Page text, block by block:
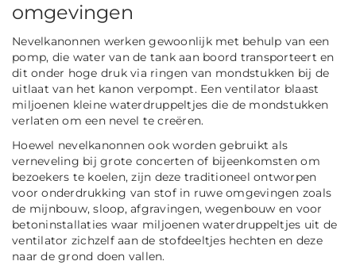
omgevingen
Nevelkanonnen werken gewoonlijk met behulp van een
pomp, die water van de tank aan boord transporteert en
dit onder hoge druk via ringen van mondstukken bij de
uitlaat van het kanon verpompt. Een ventilator blaast
miljoenen kleine waterdruppeltjes die de mondstukken
verlaten om een nevel te creëren.
Hoewel nevelkanonnen ook worden gebruikt als
verneveling bij grote concerten of bijeenkomsten om
bezoekers te koelen, zijn deze traditioneel ontworpen
voor onderdrukking van stof in ruwe omgevingen zoals
de mijnbouw, sloop, afgravingen, wegenbouw en voor
betoninstallaties waar miljoenen waterdruppeltjes uit de
ventilator zichzelf aan de stofdeeltjes hechten en deze
naar de grond doen vallen.